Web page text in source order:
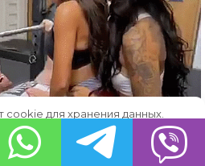
cookie для хранения данных.
Вы даете свое согласие на
файлами.
OK